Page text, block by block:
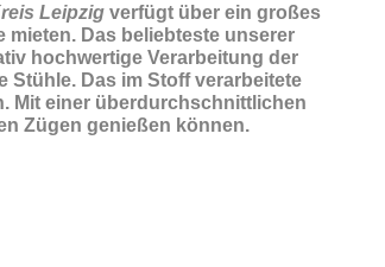
Leipzig verfügt über ein großes
Das beliebteste unserer
hochwertige Verarbeitung der
Das im Stoff verarbeitete
Mit einer überdurchschnittlichen
Zügen genießen können.